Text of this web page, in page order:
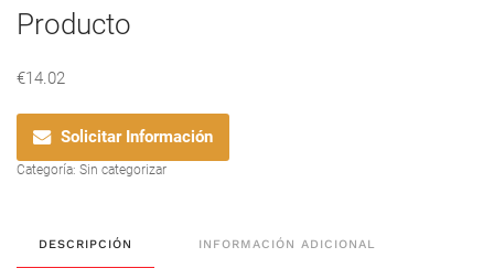
Producto
€14.02
Solicitar Información
Categoría: Sin categorizar
DESCRIPCIÓN INFORMACIÓN ADICIONAL